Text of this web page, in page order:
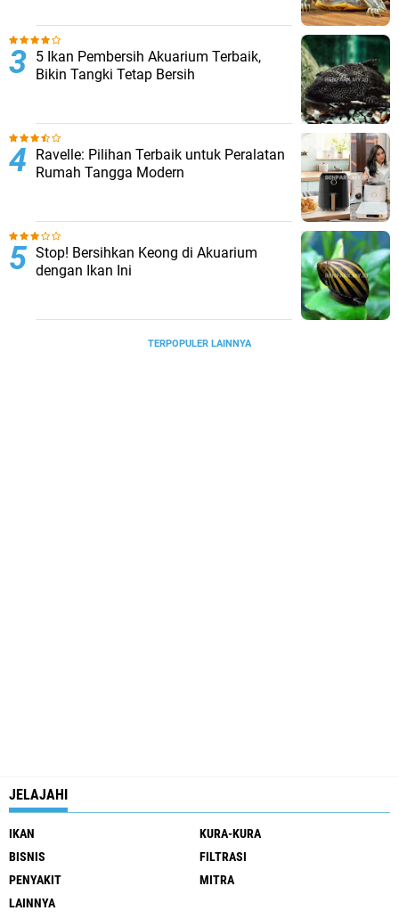
5 Ikan Pembersih Akuarium Terbaik,
Bikin Tangki Tetap Bersih
Ravelle: Pilihan Terbaik untuk Peralatan
Rumah Tangga Modern
Stop! Bersihkan Keong di Akuarium
dengan Ikan Ini
TERPOPULER LAINNYA
JELAJAHI
IKAN
KURA-KURA
BISNIS
FILTRASI
PENYAKIT
MITRA
LAINNYA